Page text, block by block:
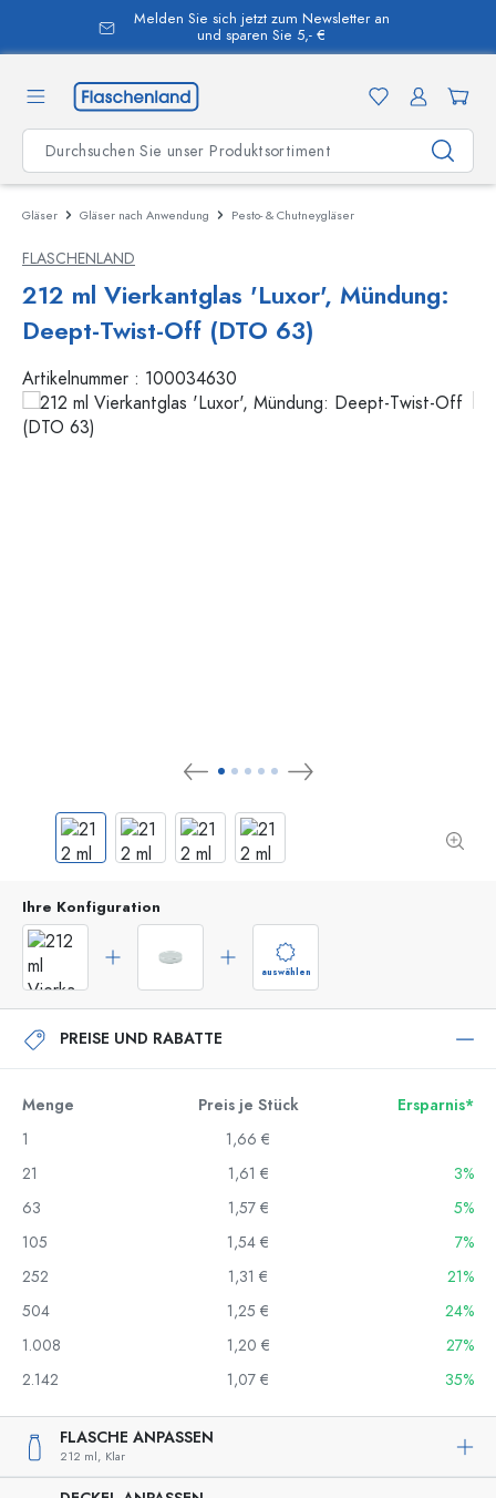
springen
Melden Sie sich jetzt zum Newsletter an
und sparen Sie 5,- €
Gläser Gläser nach Anwendung Pesto- & Chutneygläser
FLASCHENLAND
212 ml Vierkantglas 'Luxor', Mündung:
Deept-Twist-Off (DTO 63)
Artikelnummer : 100034630
Ihre Konfiguration
auswählen
PREISE UND RABATTE
Menge Preis je Stück
Ersparnis*
1
1,66 €
21
1,61 €
3%
63
1,57 €
5%
105
1,54 €
7%
252
1,31 €
21%
504
1,25 €
24%
1.008
1,20 €
27%
2.142
1,07 € 35%
FLASCHE ANPASSEN
212 ml, Klar